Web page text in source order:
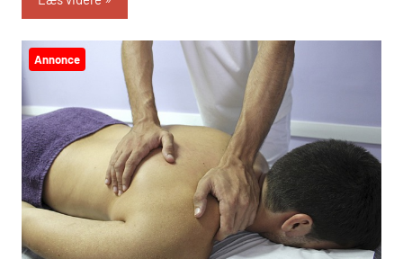
Annonce